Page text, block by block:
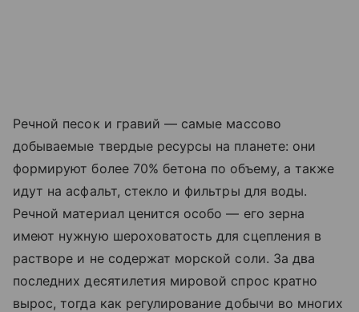
Речной песок и гравий — самые массово
добываемые твердые ресурсы на планете: они
формируют более 70% бетона по объему, а также
идут на асфальт, стекло и фильтры для воды.
Речной материал ценится особо — его зерна
имеют нужную шероховатость для сцепления в
растворе и не содержат морской соли. За два
последних десятилетия мировой спрос кратно
вырос, тогда как регулирование добычи во многих